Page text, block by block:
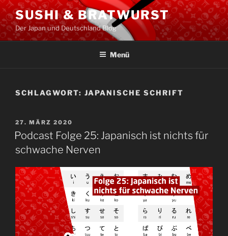
Zum
Inhalt
springen
SUSHI & BRATWURST
Der Japan und Deutschland Blog
Menü
SCHLAGWORT: JAPANISCHE SCHRIFT
VERÖFFENTLICHT
AM
27. MÄRZ 2020
Podcast Folge 25: Japanisch ist nichts für
schwache Nerven